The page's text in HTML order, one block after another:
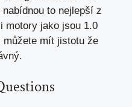
to nejlepší z
motory jako jsou 1.0
můžete mít jistotu že